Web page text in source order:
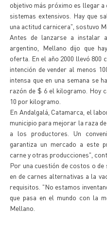
objetivo más próximo es llegar
sistemas extensivos. Hay que
una actitud carnicera", sostuvo
Antes de lanzarse a instalar
argentino, Mellano dijo que
oferta. En el año 2000 llevó 800
intención de vender al menos
intensa que en una semana se
razón de $ 6 el kilogramo. Hoy
10 por kilogramo.
En Andalgalá, Catamarca, el
municipio para mejorar la raza
a los productores. Un
garantiza un mercado a este
carne y otras producciones",
Por una cuestión de costos o de
en de carnes alternativas a la
requisitos. "No estamos
que pasa en el mundo con la
Mellano.